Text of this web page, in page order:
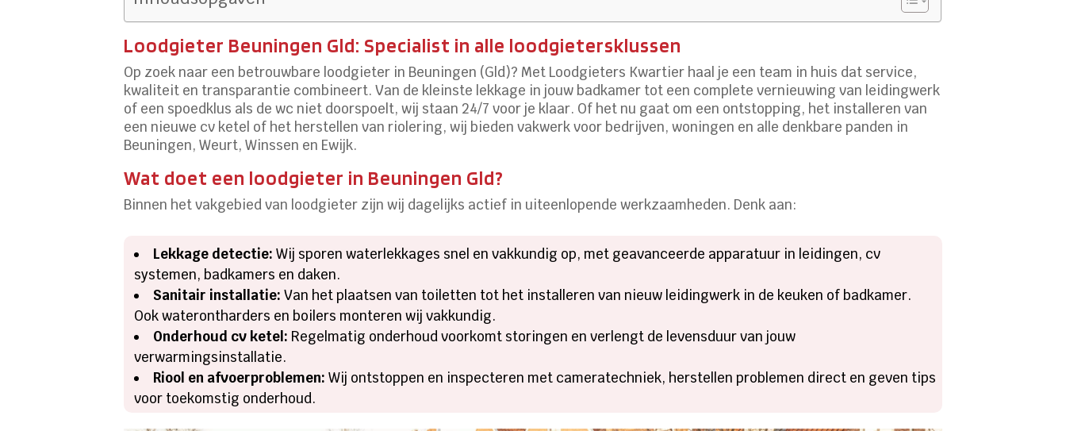
Loodgieter Beuningen Gld: Specialist in alle loodgietersklussen
Op zoek naar een betrouwbare loodgieter in Beuningen (Gld)? Met Loodgieters Kwartier haal je een team in huis dat service,
kwaliteit en transparantie combineert. Van de kleinste lekkage in jouw badkamer tot een complete vernieuwing van leidingwerk
of een spoedklus als de wc niet doorspoelt, wij staan 24/7 voor je klaar. Of het nu gaat om een ontstopping, het installeren van
een nieuwe cv ketel of het herstellen van riolering, wij bieden vakwerk voor bedrijven, woningen en alle denkbare panden in
Beuningen, Weurt, Winssen en Ewijk.
Wat doet een loodgieter in Beuningen Gld?
Binnen het vakgebied van loodgieter zijn wij dagelijks actief in uiteenlopende werkzaamheden. Denk aan:
Lekkage detectie: Wij sporen waterlekkages snel en vakkundig op, met geavanceerde apparatuur in leidingen, cv
systemen, badkamers en daken.
Sanitair installatie: Van het plaatsen van toiletten tot het installeren van nieuw leidingwerk in de keuken of badkamer.
Ook waterontharders en boilers monteren wij vakkundig.
Onderhoud cv ketel: Regelmatig onderhoud voorkomt storingen en verlengt de levensduur van jouw
verwarmingsinstallatie.
Riool en afvoerproblemen: Wij ontstoppen en inspecteren met cameratechniek, herstellen problemen direct en geven tips
voor toekomstig onderhoud.